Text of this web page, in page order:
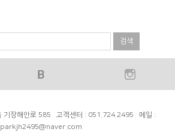
검색
parkjh2495@naver.com